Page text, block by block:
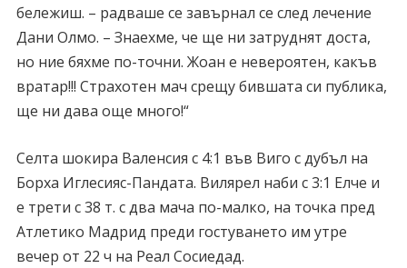
бележиш. – радваше се завърнал се след лечение
Дани Олмо. – Знаехме, че ще ни затруднят доста,
но ние бяхме по-точни. Жоан е невероятен, какъв
вратар!!! Страхотен мач срещу бившата си публика,
ще ни дава още много!“
Селта шокира Валенсия с 4:1 във Виго с дубъл на
Борха Иглесияс-Пандата. Вилярел наби с 3:1 Елче и
е трети с 38 т. с два мача по-малко, на точка пред
Атлетико Мадрид преди гостуването им утре
вечер от 22 ч на Реал Сосиедад.